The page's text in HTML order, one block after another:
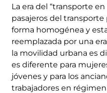
La era del “transporte
pasajeros del
forma homogénea y
reemplazada por una
la movilidad urbana es
es diferente para
jóvenes y para los
trabajadores en